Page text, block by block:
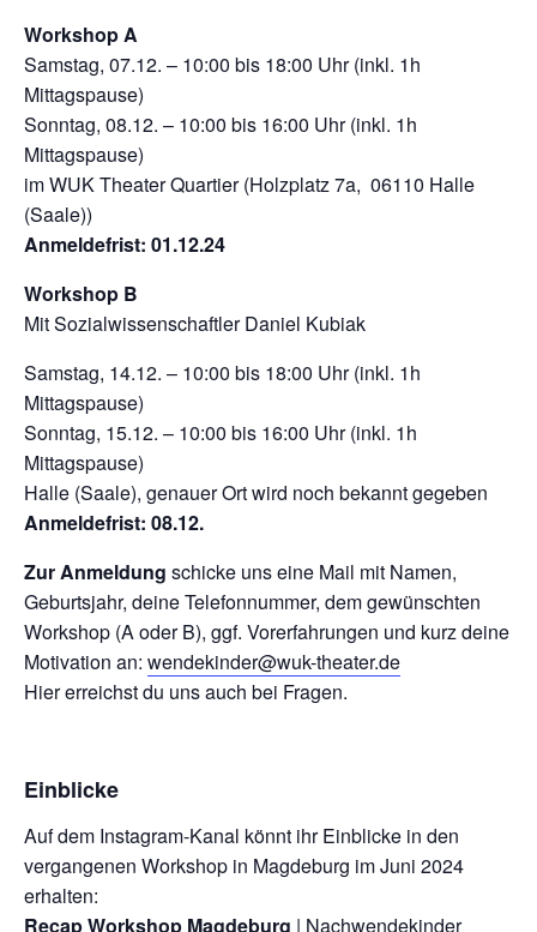
Workshop A
Samstag, 07.12. – 10:00 bis 18:00 Uhr (inkl. 1h
Mittagspause)
Sonntag, 08.12. – 10:00 bis 16:00 Uhr (inkl. 1h
Mittagspause)
im WUK Theater Quartier (Holzplatz 7a, 06110 Halle
(Saale))
Anmeldefrist: 01.12.24
Workshop B
Mit Sozialwissenschaftler Daniel Kubiak
Samstag, 14.12. – 10:00 bis 18:00 Uhr (inkl. 1h
Mittagspause)
Sonntag, 15.12. – 10:00 bis 16:00 Uhr (inkl. 1h
Mittagspause)
Halle (Saale), genauer Ort wird noch bekannt gegeben
Anmeldefrist: 08.12.
Zur Anmeldung schicke uns eine Mail mit Namen,
Geburtsjahr, deine Telefonnummer, dem gewünschten
Workshop (A oder B), ggf. Vorerfahrungen und kurz deine
Motivation an: wendekinder@wuk-theater.de
Hier erreichst du uns auch bei Fragen.
Einblicke
Auf dem Instagram-Kanal könnt ihr Einblicke in den
vergangenen Workshop in Magdeburg im Juni 2024
erhalten:
Recap Workshop Magdeburg | Nachwendekinder